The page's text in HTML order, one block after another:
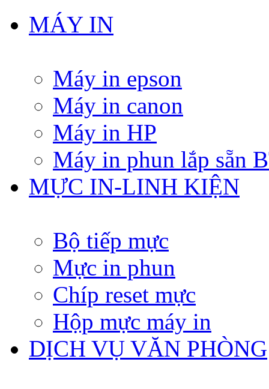
MÁY IN
Máy in epson
Máy in canon
Máy in HP
Máy in phun lắp sẵn
MỰC IN-LINH KIỆN
Bộ tiếp mực
Mực in phun
Chíp reset mực
Hộp mực máy in
DỊCH VỤ VĂN PHÒNG